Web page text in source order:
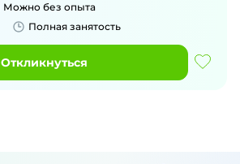
Можно без опыта
Полная занятость
Откликнуться